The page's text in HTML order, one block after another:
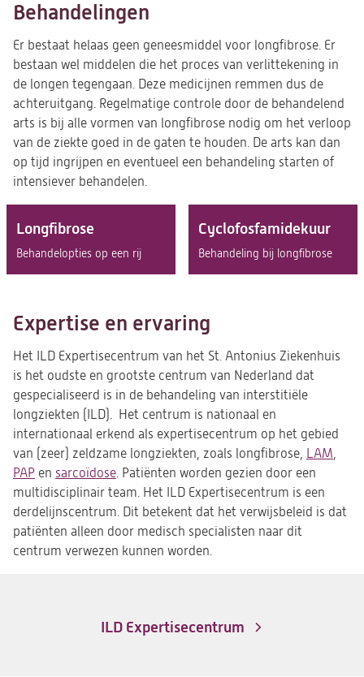
Behandelingen
Er bestaat helaas geen geneesmiddel voor longfibrose. Er
bestaan wel middelen die het proces van verlittekening in
de longen tegengaan. Deze medicijnen remmen dus de
achteruitgang. Regelmatige controle door de behandelend
arts is bij alle vormen van longfibrose nodig om het verloop
van de ziekte goed in de gaten te houden. De arts kan dan
op tijd ingrijpen en eventueel een behandeling starten of
intensiever behandelen.
Longfibrose
Behandelopties op een rij
Cyclofosfamidekuur
Behandeling bij longfibrose
Expertise en ervaring
Het ILD Expertisecentrum van het St. Antonius Ziekenhuis
is het oudste en grootste centrum van Nederland dat
gespecialiseerd is in de behandeling van interstitiële
longziekten (ILD). Het centrum is nationaal en
internationaal erkend als expertisecentrum op het gebied
van (zeer) zeldzame longziekten, zoals longfibrose, LAM,
PAP en sarcoïdose. Patiënten worden gezien door een
multidisciplinair team. Het ILD Expertisecentrum is een
derdelijnscentrum. Dit betekent dat het verwijsbeleid is dat
patiënten alleen door medisch specialisten naar dit
centrum verwezen kunnen worden.
ILD Expertisecentrum